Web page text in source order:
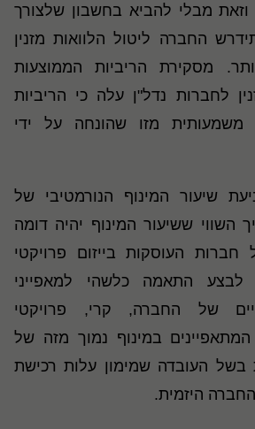
וזאת מבלי להביא בחשבון שלצורך
החברה ליטול הלוואות מזנין
מסקירת הריביות הממוצעות
לחברות נדל"ן עלה כי הריביות
משמעותית מזו שהונחה על ידי
שיעור המינוף הנורמטיבי של
השווי ששיעור המינוף יהיה דומה
חברות העוסקות בייזום פרויקטי
לבצע התאמה כלשהי למאפייני
של החברה, קרי, פרויקטי
במינוף נמוך מזה של
בשל העובדה שמימון עלות רכישת
היזמית.